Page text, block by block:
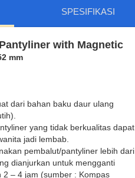
SPESIFIKASI
with Magnetic
mm
dari bahan baku daur ulang
yang tidak berkualitas dapat
jadi lembab.
pembalut/pantyliner lebih dari
dianjurkan untuk mengganti
– 4 jam (sumber : Kompas